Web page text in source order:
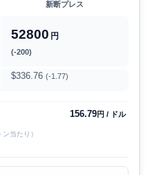
新断プレス
52800 円
(-200)
$336.76 (-1.77)
156.79円 / ドル
当たり）